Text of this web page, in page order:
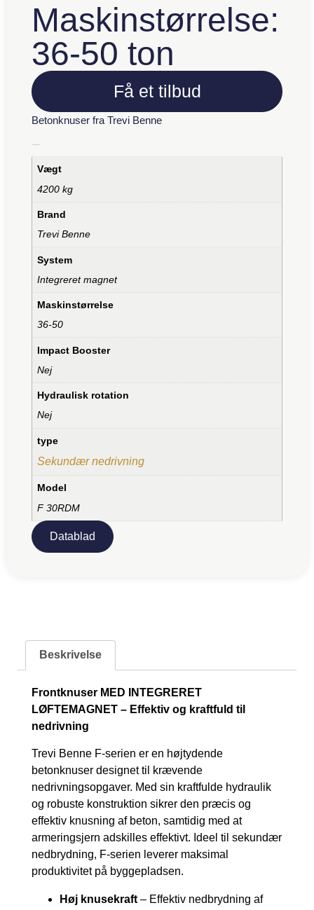
Maskinstørrelse:
36-50 ton
Få et tilbud
Betonknuser fra Trevi Benne
Vægt
4200 kg
Brand
Trevi Benne
System
Integreret magnet
Maskinstørrelse
36-50
Impact Booster
Nej
Hydraulisk rotation
Nej
type
Sekundær nedrivning
Model
F 30RDM
Datablad
Beskrivelse
Frontknuser MED INTEGRERET
LØFTEMAGNET – Effektiv og kraftfuld til
nedrivning
Trevi Benne F-serien er en højtydende
betonknuser designet til krævende
nedrivningsopgaver. Med sin kraftfulde hydraulik
og robuste konstruktion sikrer den præcis og
effektiv knusning af beton, samtidig med at
armeringsjern adskilles effektivt. Ideel til sekundær
nedbrydning, F-serien leverer maksimal
produktivitet på byggepladsen.
Høj knusekraft – Effektiv nedbrydning af